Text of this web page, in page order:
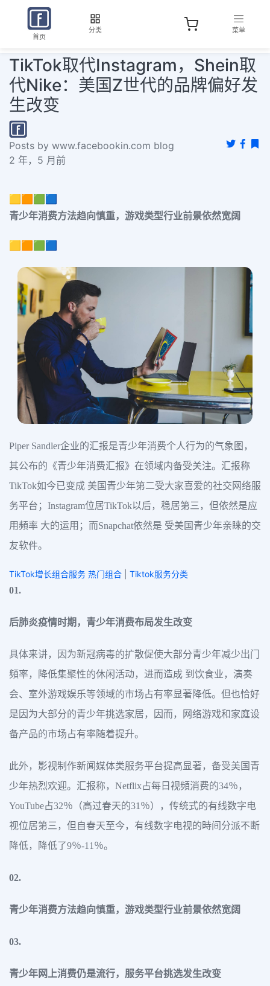
首页
分类 菜单
TikTok取代Instagram，Shein取
代Nike：美国Z世代的品牌偏好发
生改变
Posts by www.facebookin.com blog
2 年，5 月前
🟨🟧🟩🟦
青少年消费方法趋向慎重， 游戏类型行业前景依然宽阔
🟨🟧🟩🟦
Piper Sandler企业的汇报是青少年消费个人行为的气象图，
其公布的《青少年消费汇报》在领域内备受关注。汇报称
TikTok如今已变成 美国青少年第二受大家喜爱的社交网络服
务平台；Instagram位居TikTok以后，稳居第三，但依然是应
用頻率 大的运用；而Snapchat依然是 受美国青少年亲睐的交
友软件。
TikTok增长组合服务 热门组合
Tiktok服务分类
01.
后肺炎疫情时期， 青少年消费布局发生改变
具体来讲，因为新冠病毒的扩散促使大部分青少年减少出门
頻率，降低集聚性的休闲活动，进而造成 到饮食业，演奏
会、室外游戏娱乐等领域的市场占有率显著降低。但也恰好
是因为大部分的青少年挑选家居，因而，网络游戏和家庭设
备产品的市场占有率随着提升。
此外，影视制作新闻媒体类服务平台提高显著，备受美国青
少年热烈欢迎。汇报称，Netflix占每日视頻消费的34％，
YouTube占32％（高过春天的31％），传统式的有线数字电
视位居第三，但自春天至今，有线数字电视的時间分派不断
降低，降低了9％-11％。
02.
青少年消费方法趋向慎重， 游戏类型行业前景依然宽阔
03.
青少年网上消费仍是流行， 服务平台挑选发生改变